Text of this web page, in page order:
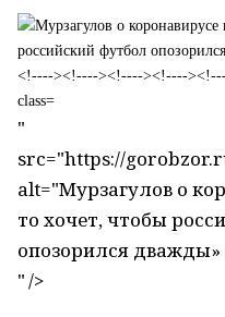
"
src="https://
alt="Мурзагулов о
то хочет, чтобы
опозорился дважды»
" />